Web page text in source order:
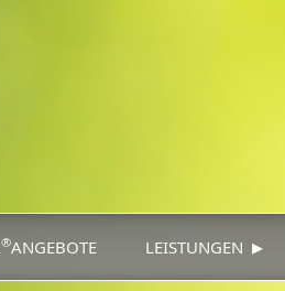
®ANGEBOTE LEISTUNGEN ▸